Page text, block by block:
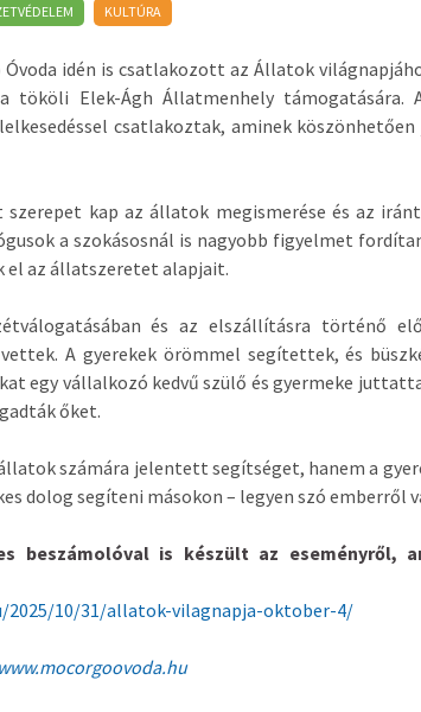
KULTÚRA
idén is csatlakozott az Állatok
tököli Elek-Ágh Állatmenhely támogatására.
csatlakoztak, aminek k
kap az állatok megismerése és az
a szokásosnál is nagyobb figyelmet
el az állatszeretet alapjait.
és az elszállításra történő elő
A gyerekek örömmel segítettek, és
egy vállalkozó kedvű szülő és gyermeke
kőket.
állatok számára jelentett segítséget, hanem a
dolog segíteni másokon – legyen szó emberről
beszámolóval is készült az eseményről,
2025/10/31/allatok-vilagnapja-oktober-4/